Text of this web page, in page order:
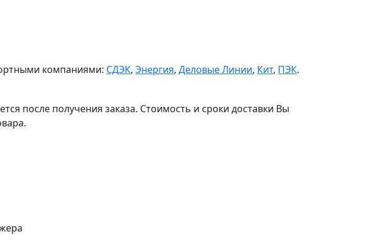
компаниями: СДЭК, Энергия, Деловые Линии, Кит, ПЭК.
после получения заказа. Стоимость и сроки доставки Вы